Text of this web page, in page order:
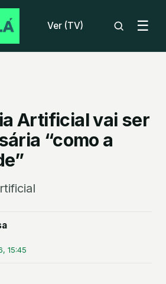
Ver (TV) ☰
Artificial vai ser
“como a
15:45